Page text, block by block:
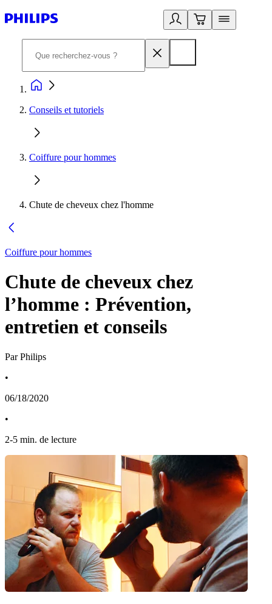
Conseils et tutoriels
Coiffure pour hommes
Chute de cheveux chez l'homme
Coiffure pour hommes
Chute de cheveux chez
l’homme : Prévention,
entretien et conseils
Par Philips
•
06/18/2020
•
2-5 min. de lecture